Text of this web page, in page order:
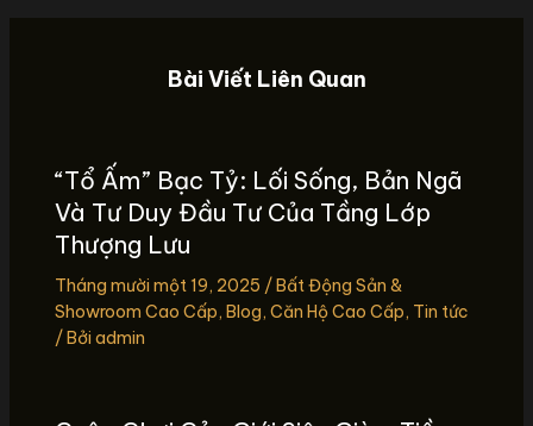
Bài Viết Liên Quan
“Tổ Ấm” Bạc Tỷ: Lối Sống, Bản Ngã
Và Tư Duy Đầu Tư Của Tầng Lớp
Thượng Lưu
Tháng mười một 19, 2025 / Bất Động Sản &
Showroom Cao Cấp, Blog, Căn Hộ Cao Cấp, Tin tức
/ Bởi admin